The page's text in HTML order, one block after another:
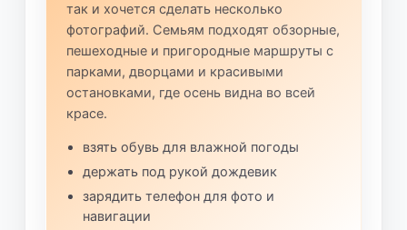
так и хочется сделать несколько
фотографий. Семьям подходят обзорные,
пешеходные и пригородные маршруты с
парками, дворцами и красивыми
остановками, где осень видна во всей
красе.
взять обувь для влажной погоды
держать под рукой дождевик
зарядить телефон для фото и
навигации